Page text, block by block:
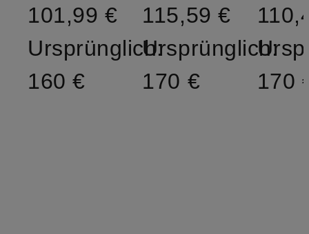
101,99 €
Ursprünglich:
160 €
115,59 €
Ursprünglich:
170 €
170